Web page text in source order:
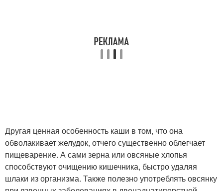
Другая ценная особенность каши в том, что она
обволакивает желудок, отчего существенно облегчает
пищеварение. А сами зерна или овсяные хлопья
способствуют очищению кишечника, быстро удаляя
шлаки из организма. Также полезно употреблять овсянку